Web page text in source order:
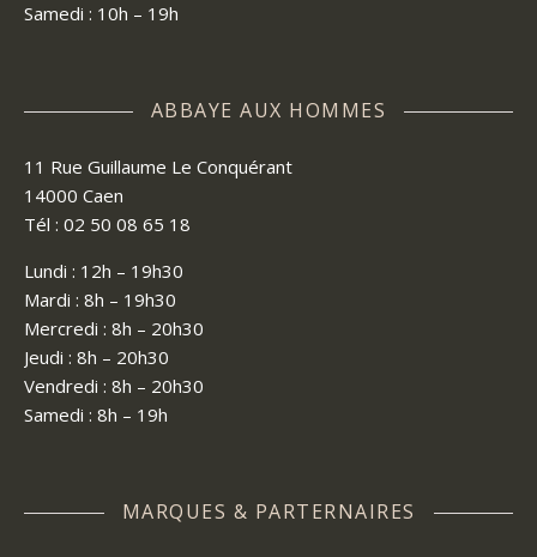
Samedi : 10h – 19h
ABBAYE AUX HOMMES
11 Rue Guillaume Le Conquérant
14000 Caen
Tél : 02 50 08 65 18
Lundi : 12h – 19h30
Mardi : 8h – 19h30
Mercredi : 8h – 20h30
Jeudi : 8h – 20h30
Vendredi : 8h – 20h30
Samedi : 8h – 19h
MARQUES & PARTERNAIRES